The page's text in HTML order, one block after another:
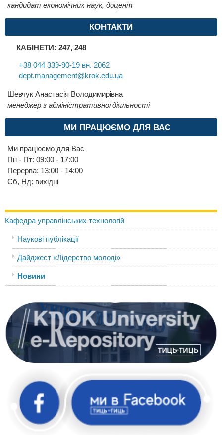
кандидат економічних наук, доцент
КОНТАКТИ
КАБІНЕТИ: 247, 248
+38 044 339-90-19 вн. 2062
dept.management@krok.edu.ua
Шевчук Анастасія Володимирівна
менеджер з адміністративної діяльності
МИ ПРАЦЮЄМО ДЛЯ ВАС
Ми працюємо для Вас
Пн - Пт: 09:00 - 17:00
Перерва: 13:00 - 14:00
Сб, Нд: вихідні
Кафедра управлінських технологій
Наукові публікації
Дайджест «Лідерство молоді»
Новини